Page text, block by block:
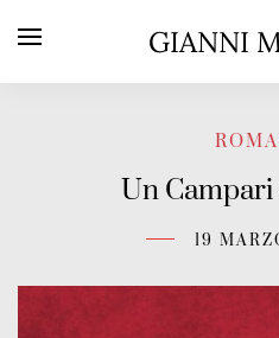
GIANNI
Un Campari
19